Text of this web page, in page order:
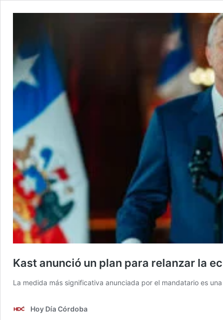
Kast anunció un plan para relanzar la
La medida más significativa anunciada por el mandatario es
Hoy Día Córdoba